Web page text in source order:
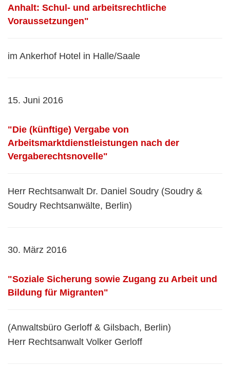
Anhalt: Schul- und arbeitsrechtliche
Voraussetzungen"
im Ankerhof Hotel in Halle/Saale
15. Juni 2016
"Die (künftige) Vergabe von
Arbeitsmarktdienstleistungen nach der
Vergaberechtsnovelle"
Herr Rechtsanwalt Dr. Daniel Soudry (Soudry &
Soudry Rechtsanwälte, Berlin)
30. März 2016
"Soziale Sicherung sowie Zugang zu Arbeit und
Bildung für Migranten"
(Anwaltsbüro Gerloff & Gilsbach, Berlin)
Herr Rechtsanwalt Volker Gerloff